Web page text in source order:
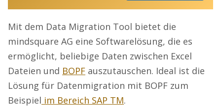
Mit dem Data Migration Tool bietet die
mindsquare AG eine Softwarelösung, die es
ermöglicht, beliebige Daten zwischen Excel
Dateien und BOPF auszutauschen. Ideal ist die
Lösung für Datenmigration mit BOPF zum
Beispiel im Bereich SAP TM.